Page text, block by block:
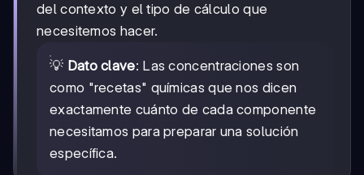
del contexto y el tipo de cálculo que
necesitemos hacer.
💡 Dato clave: Las concentraciones son
como "recetas" químicas que nos dicen
exactamente cuánto de cada componente
necesitamos para preparar una solución
específica.